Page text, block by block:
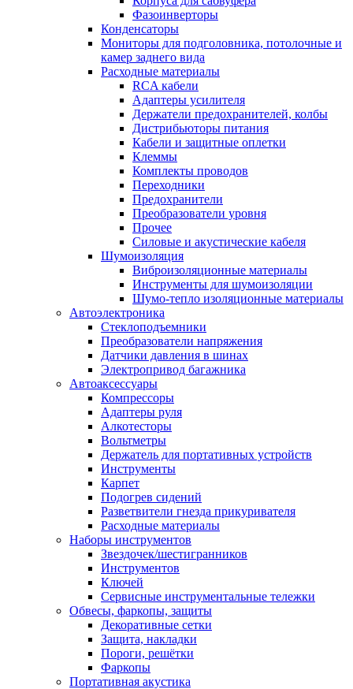
Фазоинверторы
Конденсаторы
Мониторы для подголовника, потолочные и
камер заднего вида
Расходные материалы
RCA кабели
Адаптеры усилителя
Держатели предохранителей, колбы
Дистрибьюторы питания
Кабели и защитные оплетки
Клеммы
Комплекты проводов
Переходники
Предохранители
Преобразователи уровня
Прочее
Силовые и акустические кабеля
Шумоизоляция
Виброизоляционные материалы
Инструменты для шумоизоляции
Шумо-тепло изоляционные материалы
Автоэлектроника
Стеклоподъемники
Преобразователи напряжения
Датчики давления в шинах
Электропривод багажника
Автоаксессуары
Компрессоры
Адаптеры руля
Алкотесторы
Вольтметры
Держатель для портативных устройств
Инструменты
Карпет
Подогрев сидений
Разветвители гнезда прикуривателя
Расходные материалы
Наборы инструментов
Звездочек/шестигранников
Инструментов
Ключей
Сервисные инструментальные тележки
Обвесы, фаркопы, защиты
Декоративные сетки
Защита, накладки
Пороги, решётки
Фаркопы
Портативная акустика